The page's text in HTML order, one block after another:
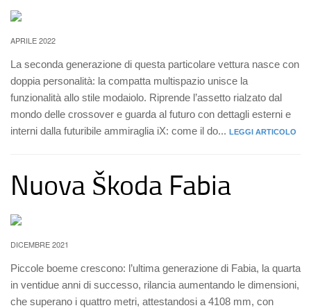
APRILE 2022
La seconda generazione di questa particolare vettura nasce con
doppia personalità: la compatta multispazio unisce la
funzionalità allo stile modaiolo. Riprende l’assetto rialzato dal
mondo delle crossover e guarda al futuro con dettagli esterni e
interni dalla futuribile ammiraglia iX: come il do... LEGGI ARTICOLO
Nuova Škoda Fabia
DICEMBRE 2021
Piccole boeme crescono: l’ultima generazione di Fabia, la quarta
in ventidue anni di successo, rilancia aumentando le dimensioni,
che superano i quattro metri, attestandosi a 4108 mm, con